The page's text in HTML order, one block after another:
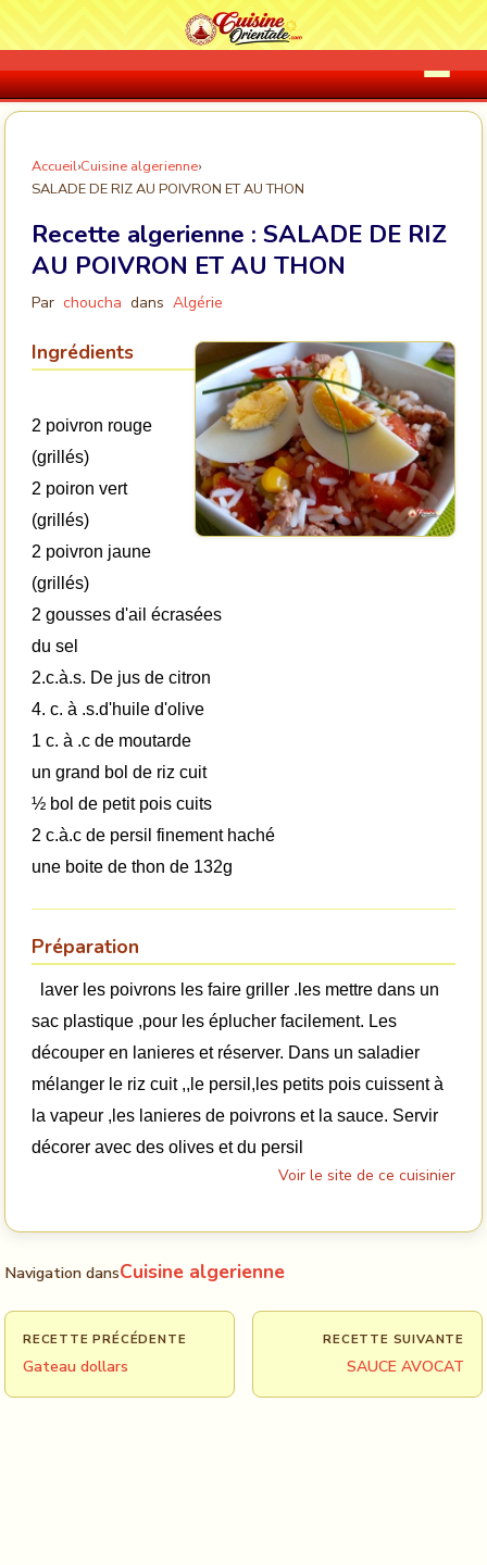
Accueil›Cuisine algerienne›
SALADE DE RIZ AU POIVRON ET AU THON
Recette algerienne : SALADE DE RIZ
AU POIVRON ET AU THON
Par choucha dans Algérie
Ingrédients
2 poivron rouge
(grillés)
2 poiron vert
(grillés)
2 poivron jaune
(grillés)
2 gousses d'ail écrasées
du sel
2.c.à.s. De jus de citron
4. c. à .s.d'huile d'olive
1 c. à .c de moutarde
un grand bol de riz cuit
½ bol de petit pois cuits
2 c.à.c de persil finement haché
une boite de thon de 132g
Préparation
laver les poivrons les faire griller .les mettre dans un
sac plastique ,pour les éplucher facilement. Les
découper en lanieres et réserver. Dans un saladier
mélanger le riz cuit ,,le persil,les petits pois cuissent à
la vapeur ,les lanieres de poivrons et la sauce. Servir
décorer avec des olives et du persil
Voir le site de ce cuisinier
Navigation dansCuisine algerienne
RECETTE PRÉCÉDENTE
Gateau dollars
RECETTE SUIVANTE
SAUCE AVOCAT